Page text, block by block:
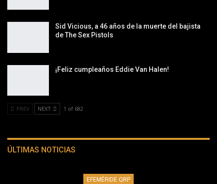
Sid Vicious, a 46 años de la muerte del bajista
de The Sex Pistols
¡Feliz cumpleaños Eddie Van Halen!
PREV NEXT 1 of 682
ÚLTIMAS NOTICIAS
EFEMÉRIDE QRP